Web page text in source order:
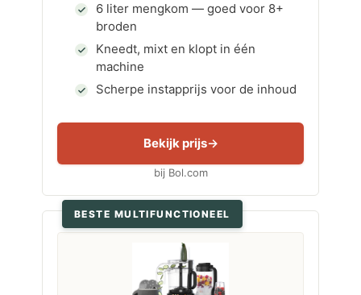
6 liter mengkom — goed voor 8+
broden
Kneedt, mixt en klopt in één
machine
Scherpe instapprijs voor de inhoud
Bekijk prijs
bij Bol.com
BESTE MULTIFUNCTIONEEL